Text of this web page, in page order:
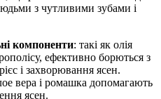
з чутливими зубами і
компоненти: такі як олія
ефективно борються з
і захворювання ясен.
вера і ромашка допомагають
ясен.